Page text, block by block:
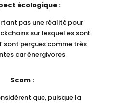
écologique :
pas une réalité pour
sur lesquelles sont
sont perçues comme très
car énergivores.
Scam :
que, puisque la